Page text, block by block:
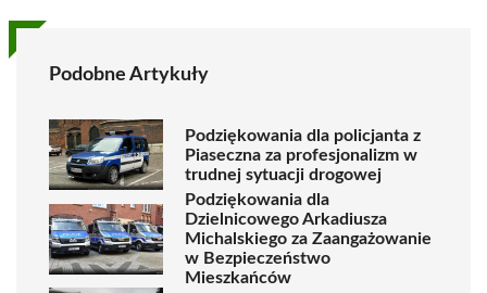
Podobne Artykuły
Podziękowania dla policjanta z
Piaseczna za profesjonalizm w
trudnej sytuacji drogowej
Podziękowania dla
Dzielnicowego Arkadiusza
Michalskiego za Zaangażowanie
w Bezpieczeństwo
Mieszkańców